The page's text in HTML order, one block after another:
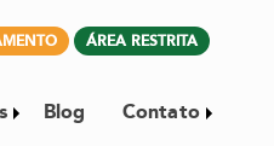
ÁREA RESTRITA
Blog Contato